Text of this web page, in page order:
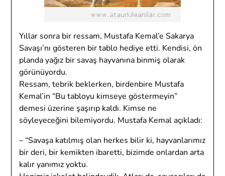
Yıllar sonra bir ressam, Mustafa Kemal’e Sakarya
Savaşı’nı gösteren bir tablo hediye etti. Kendisi, ön
planda yağız bir savaş hayvanına binmiş olarak
görünüyordu.
Ressam, tebrik beklerken, birdenbire Mustafa
Kemal’in “Bu tabloyu kimseye göstermeyin”
demesi üzerine şaşırıp kaldı. Kimse ne
söyleyeceğini bilemiyordu. Mustafa Kemal açıkladı:
– “Savaşa katılmış olan herkes bilir ki, hayvanlarımız
bir deri, bir kemikten ibaretti, bizimde onlardan arta
kalır yanımız yoktu.